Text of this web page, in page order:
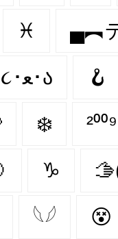
♓
૮･ﻌ･ა 🪝
❄️ ²⁰⁰⁹
♑
𓆩𓆪 😵‍